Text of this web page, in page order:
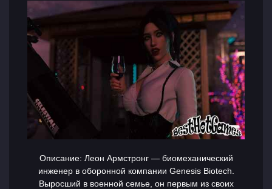
Описание: Леон Армстронг — биомеханический
инженер в оборонной компании Genesis Biotech.
Выросший в военной семье, он первым из своих